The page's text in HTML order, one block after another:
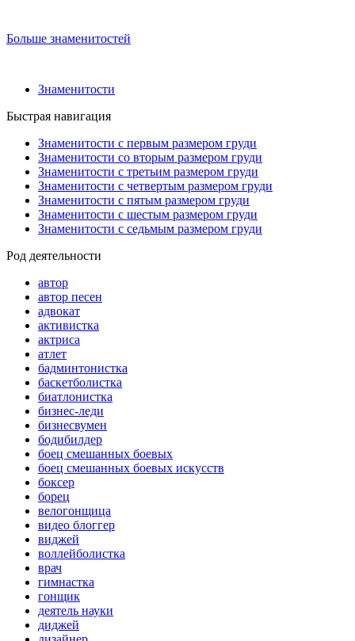
Больше знаменитостей
Знаменитости
Быстрая навигация
Знаменитости с первым размером груди
Знаменитости со вторым размером груди
Знаменитости с третьим размером груди
Знаменитости с четвертым размером груди
Знаменитости с пятым размером груди
Знаменитости с шестым размером груди
Знаменитости с седьмым размером груди
Род деятельности
автор
автор песен
адвокат
активистка
актриса
атлет
бадминтонистка
баскетболистка
биатлонистка
бизнес-леди
бизнесвумен
бодибилдер
боец смешанных боевых
боец смешанных боевых искусств
боксер
борец
велогонщица
видео блоггер
виджей
воллейболистка
врач
гимнастка
гонщик
деятель науки
диджей